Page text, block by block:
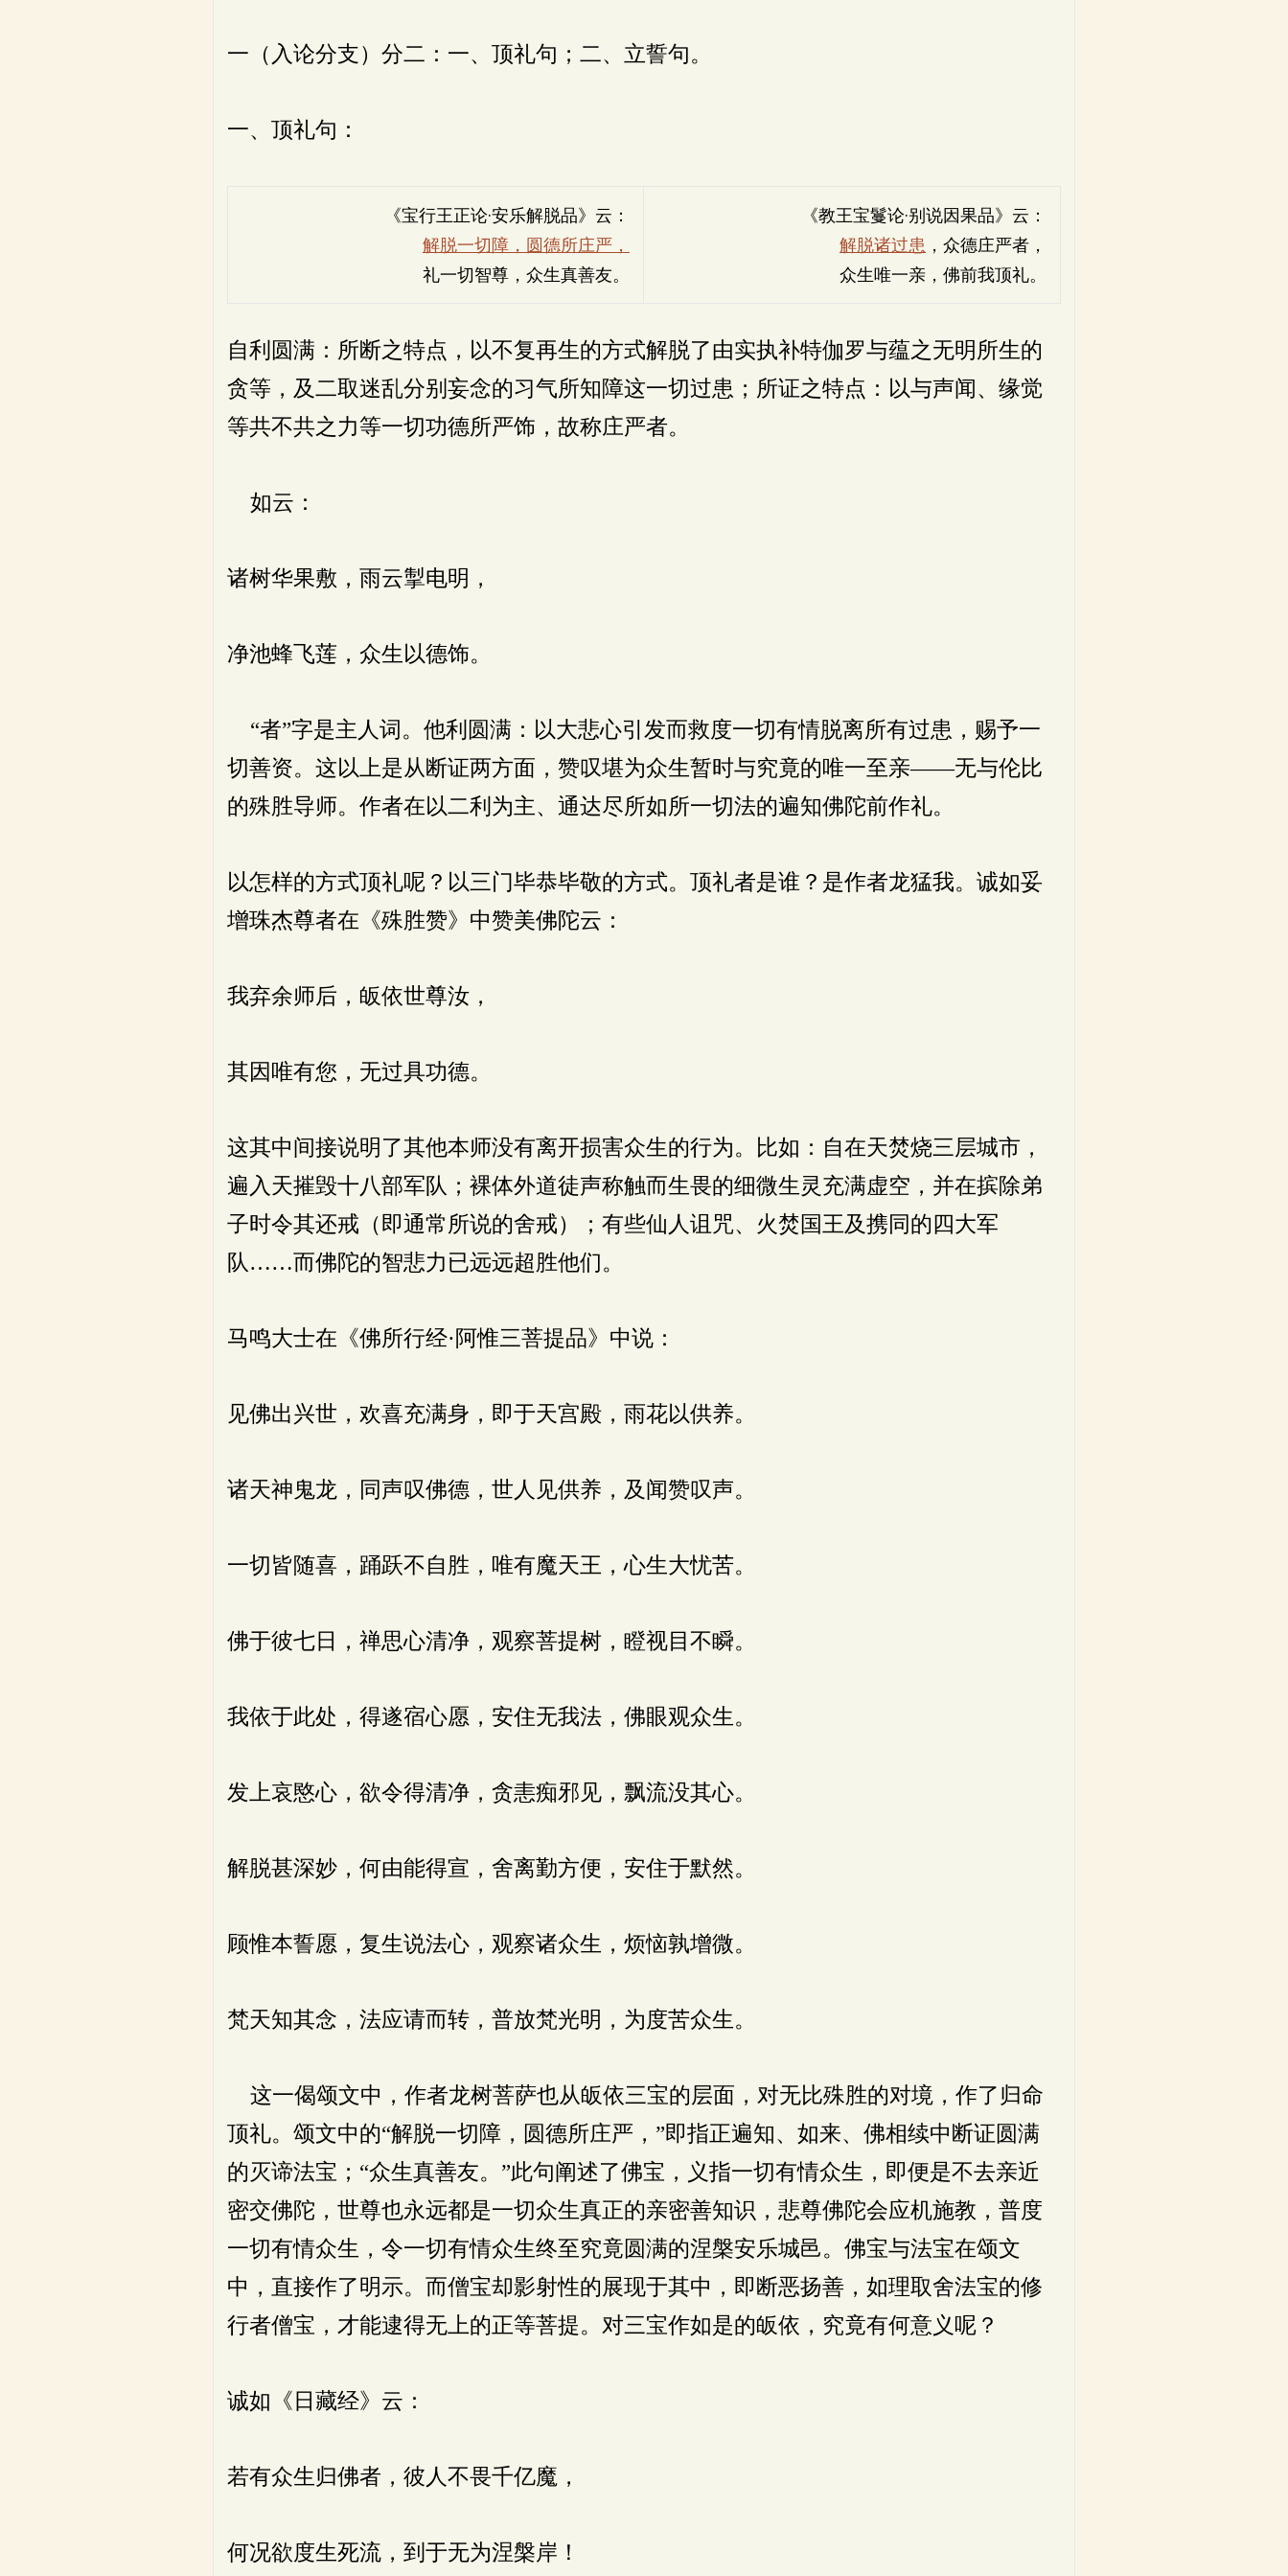
一（入论分支）分二：一、顶礼句；二、立誓句。
一、顶礼句：
《宝行王正论·安乐解脱品》云：
解脱一切障，圆德所庄严，
礼一切智尊，众生真善友。
《教王宝鬘论·别说因果品》云：
解脱诸过患 ，众德庄严者，
众生唯一亲，佛前我顶礼。
自利圆满：所断之特点，以不复再生的方式解脱了由实执补特伽罗与蕴之无明所生的
贪等，及二取迷乱分别妄念的习气所知障这一切过患；所证之特点：以与声闻、缘觉
等共不共之力等一切功德所严饰，故称庄严者。
如云：
诸树华果敷，雨云掣电明，
净池蜂飞莲，众生以德饰。
“者”字是主人词。他利圆满：以大悲心引发而救度一切有情脱离所有过患，赐予一
切善资。这以上是从断证两方面，赞叹堪为众生暂时与究竟的唯一至亲——无与伦比
的殊胜导师。作者在以二利为主、通达尽所如所一切法的遍知佛陀前作礼。
以怎样的方式顶礼呢？以三门毕恭毕敬的方式。顶礼者是谁？是作者龙猛我。诚如妥
增珠杰尊者在《殊胜赞》中赞美佛陀云：
我弃余师后，皈依世尊汝，
其因唯有您，无过具功德。
这其中间接说明了其他本师没有离开损害众生的行为。比如：自在天焚烧三层城市，
遍入天摧毁十八部军队；裸体外道徒声称触而生畏的细微生灵充满虚空，并在摈除弟
子时令其还戒（即通常所说的舍戒）；有些仙人诅咒、火焚国王及携同的四大军
队……而佛陀的智悲力已远远超胜他们。
马鸣大士在《佛所行经·阿惟三菩提品》中说：
见佛出兴世，欢喜充满身，即于天宫殿，雨花以供养。
诸天神鬼龙，同声叹佛德，世人见供养，及闻赞叹声。
一切皆随喜，踊跃不自胜，唯有魔天王，心生大忧苦。
佛于彼七日，禅思心清净，观察菩提树，瞪视目不瞬。
我依于此处，得遂宿心愿，安住无我法，佛眼观众生。
发上哀愍心，欲令得清净，贪恚痴邪见，飘流没其心。
解脱甚深妙，何由能得宣，舍离勤方便，安住于默然。
顾惟本誓愿，复生说法心，观察诸众生，烦恼孰增微。
梵天知其念，法应请而转，普放梵光明，为度苦众生。
这一偈颂文中，作者龙树菩萨也从皈依三宝的层面，对无比殊胜的对境，作了归命
顶礼。颂文中的“解脱一切障，圆德所庄严，”即指正遍知、如来、佛相续中断证圆满
的灭谛法宝；“众生真善友。”此句阐述了佛宝，义指一切有情众生，即便是不去亲近
密交佛陀，世尊也永远都是一切众生真正的亲密善知识，悲尊佛陀会应机施教，普度
一切有情众生，令一切有情众生终至究竟圆满的涅槃安乐城邑。佛宝与法宝在颂文
中，直接作了明示。而僧宝却影射性的展现于其中，即断恶扬善，如理取舍法宝的修
行者僧宝，才能逮得无上的正等菩提。对三宝作如是的皈依，究竟有何意义呢？
诚如《日藏经》云：
若有众生归佛者，彼人不畏千亿魔，
何况欲度生死流，到于无为涅槃岸！